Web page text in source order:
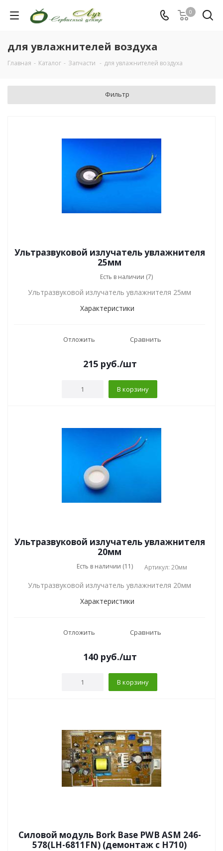
0
для увлажнителей воздуха
Главная - Каталог - Запчасти - для увлажнителей воздуха
Фильтр
Ультразвуковой излучатель увлажнителя
25мм
Есть в наличии (7)
Ультразвуковой излучатель увлажнителя 25мм
Характеристики
Отложить Сравнить
215руб./шт
В корзину
Ультразвуковой излучатель увлажнителя
20мм
Есть в наличии (11) Артикул: 20мм
Ультразвуковой излучатель увлажнителя 20мм
Характеристики
Отложить Сравнить
140руб./шт
В корзину
Силовой модуль Bork Base PWB ASM 246-
578(LH-6811FN) (демонтаж с H710)